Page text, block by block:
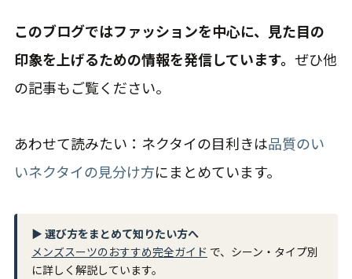
このブログではファッションを中心に、見た目の
印象を上げるための情報を発信しています。 ぜひ他
の記事もご覧ください。
あわせて読みたい：ネクタイの目利きは品質のい
いネクタイの見分け方にまとめています。
▶ 選び方をまとめて知りたい方へ
メンズスーツのおすすめ完全ガイド で、シーン・タイプ別
に詳しく解説しています。